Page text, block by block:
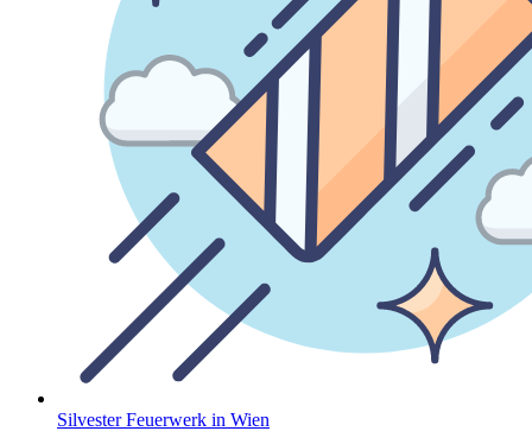
Silvester Feuerwerk in Wien